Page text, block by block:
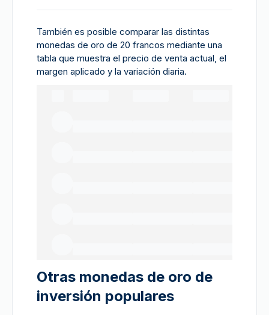
También es posible comparar las distintas
monedas de oro de 20 francos mediante una
tabla que muestra el precio de venta actual, el
margen aplicado y la variación diaria.
Otras monedas de oro de
inversión populares